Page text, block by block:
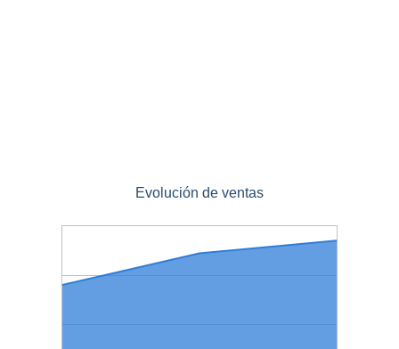
Evolución de ventas